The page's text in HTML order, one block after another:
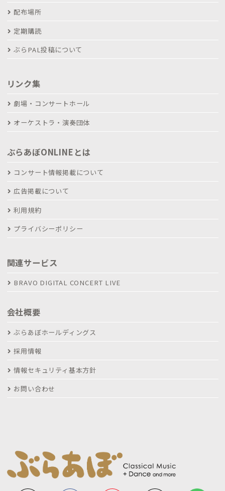
配布場所
定期購読
ぶらPAL投稿について
リンク集
劇場・コンサートホール
オーケストラ・演奏団体
ぶらあぼONLINEとは
コンサート情報掲載について
広告掲載について
利用規約
プライバシーポリシー
関連サービス
BRAVO DIGITAL CONCERT LIVE
会社概要
ぶらあぼホールディングス
採用情報
情報セキュリティ基本方針
お問い合わせ